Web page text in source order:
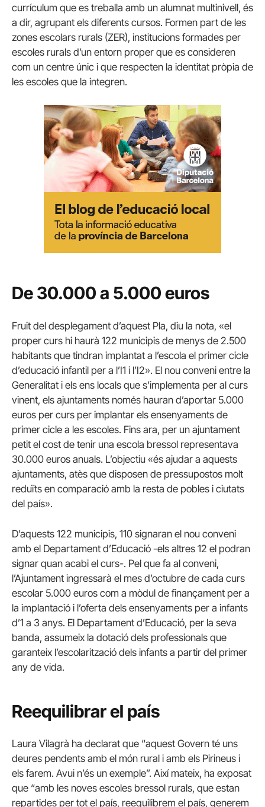
currículum que es treballa amb un alumnat multinivell, és
a dir, agrupant els diferents cursos. Formen part de les
zones escolars rurals (ZER), institucions formades per
escoles rurals d’un entorn proper que es consideren
com un centre únic i que respecten la identitat pròpia de
les escoles que la integren.
De 30.000 a 5.000 euros
Fruit del desplegament d’aquest Pla, diu la nota, «el
proper curs hi haurà 122 municipis de menys de 2.500
habitants que tindran implantat a l’escola el primer cicle
d’educació infantil per a l’I1 i l’I2». El nou conveni entre la
Generalitat i els ens locals que s’implementa per al curs
vinent, els ajuntaments només hauran d’aportar 5.000
euros per curs per implantar els ensenyaments de
primer cicle a les escoles. Fins ara, per un ajuntament
petit el cost de tenir una escola bressol representava
30.000 euros anuals. L’objectiu «és ajudar a aquests
ajuntaments, atès que disposen de pressupostos molt
reduïts en comparació amb la resta de pobles i ciutats
del país».
D’aquests 122 municipis, 110 signaran el nou conveni
amb el Departament d’Educació -els altres 12 el podran
signar quan acabi el curs-. Pel que fa al conveni,
l’Ajuntament ingressarà el mes d’octubre de cada curs
escolar 5.000 euros com a mòdul de finançament per a
la implantació i l’oferta dels ensenyaments per a infants
d’1 a 3 anys. El Departament d’Educació, per la seva
banda, assumeix la dotació dels professionals que
garanteix l’escolarització dels infants a partir del primer
any de vida.
Reequilibrar el país
Laura Vilagrà ha declarat que “aquest Govern té uns
deures pendents amb el món rural i amb els Pirineus i
els farem. Avui n’és un exemple”. Així mateix, ha exposat
que “amb les noves escoles bressol rurals, que estan
repartides per tot el país, reequilibrem el país, generem